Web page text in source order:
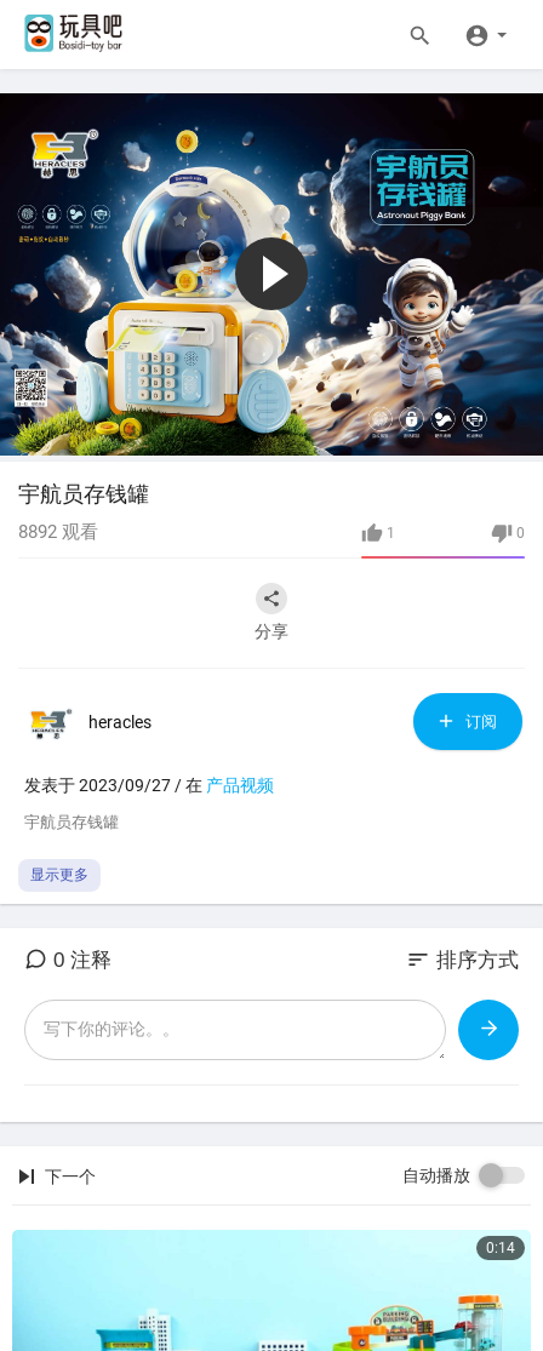
宇航员存钱罐
1 0
8892 观看
分享
heracles 订阅
发表于 2023/09/27 / 在 产品视频
⁣宇航员存钱罐
显示更多
0 注释 sort 排序方式
下一个 自动播放
0:14